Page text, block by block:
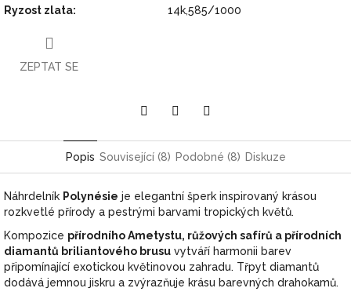
Ryzost zlata: 14k,585/1000
ZEPTAT SE
Popis Související (8) Podobné (8) Diskuze
Náhrdelník Polynésie je elegantní šperk inspirovaný krásou
rozkvetlé přírody a pestrými barvami tropických květů.
Kompozice přírodního Ametystu, růžových safírů a přírodních
diamantů briliantového brusu vytváří harmonii barev
připomínající exotickou květinovou zahradu. Třpyt diamantů
dodává jemnou jiskru a zvýrazňuje krásu barevných drahokamů.